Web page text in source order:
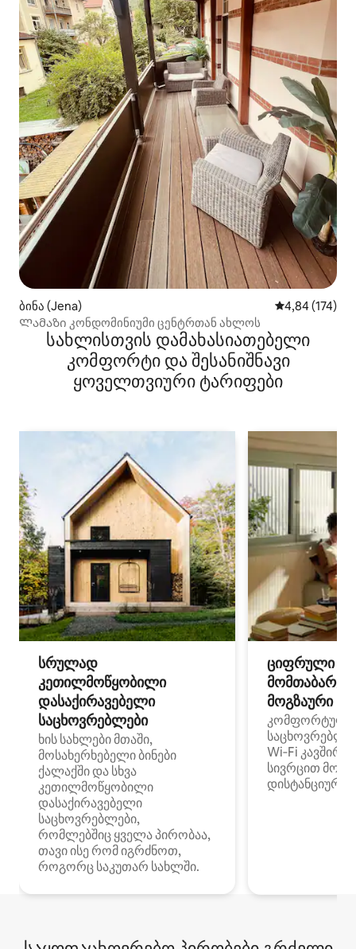
ბინა (Jena) საშუალო
4,84 (174)
Ლამაზი კონდომინიუმი ცენტრთან ახლოს
სახლისთვის დამახასიათებელი
კომფორტი და შესანიშნავი
ყოველთვიური ტარიფები
სრულად
კეთილმოწყობილი
დასაქირავებელი
საცხოვრებლები
ხის სახლები მთაში,
მოსახერხებელი ბინები
ქალაქში და სხვა
კეთილმოწყობილი
დასაქირავებელი
საცხოვრებლები,
რომლებშიც ყველა პირობაა,
თავი ისე რომ იგრძნოთ,
როგორც საკუთარ სახლში.
ციფრული
მოგზაური
კომფორტული
Wi‑Fi
სივრცით
დისტანციური